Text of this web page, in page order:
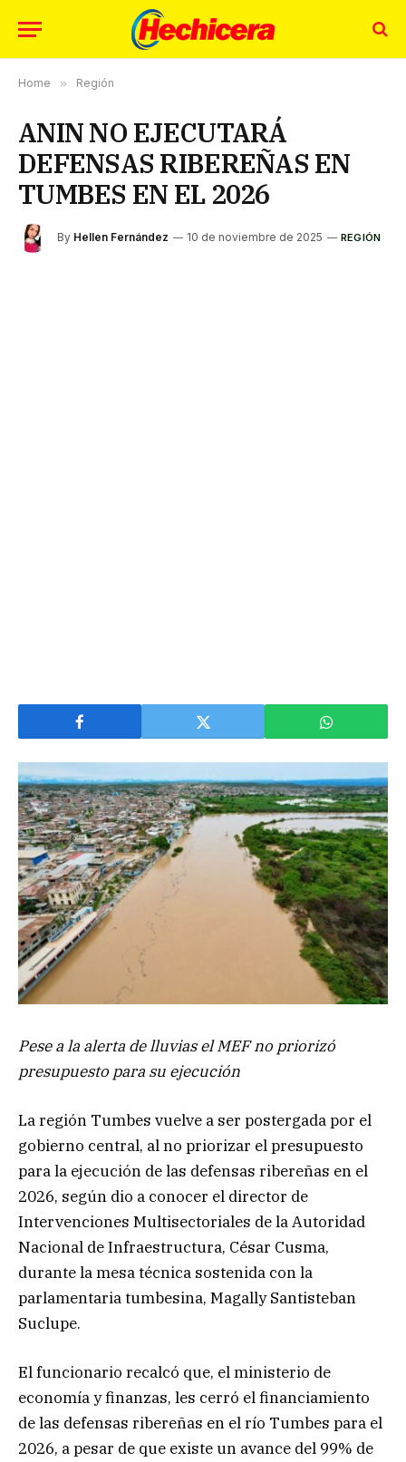
Home » Región
ANIN NO EJECUTARÁ
DEFENSAS RIBEREÑAS EN
TUMBES EN EL 2026
By Hellen Fernández 10 de noviembre de 2025 REGIÓN
Pese a la alerta de lluvias el MEF no priorizó
presupuesto para su ejecución
La región Tumbes vuelve a ser postergada por el
gobierno central, al no priorizar el presupuesto
para la ejecución de las defensas ribereñas en el
2026, según dio a conocer el director de
Intervenciones Multisectoriales de la Autoridad
Nacional de Infraestructura, César Cusma,
durante la mesa técnica sostenida con la
parlamentaria tumbesina, Magally Santisteban
Suclupe.
El funcionario recalcó que, el ministerio de
economía y finanzas, les cerró el financiamiento
de las defensas ribereñas en el río Tumbes para el
2026, a pesar de que existe un avance del 99% de